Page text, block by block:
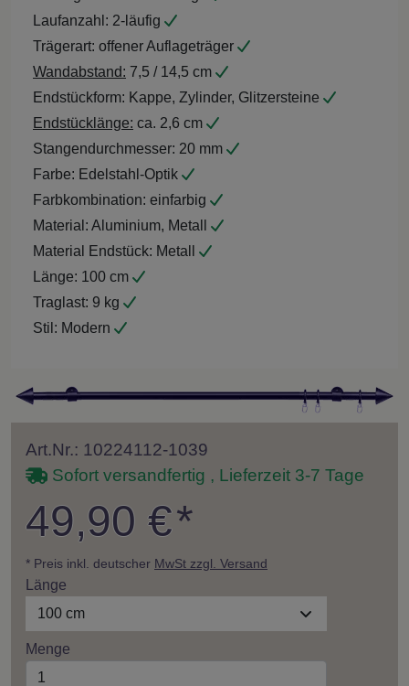
Laufanzahl: 2-läufig
Trägerart: offener Auflageträger
Wandabstand: 7,5 / 14,5 cm
Endstückform: Kappe, Zylinder, Glitzersteine
Endstücklänge: ca. 2,6 cm
Stangendurchmesser: 20 mm
Farbe: Edelstahl-Optik
Farbkombination: einfarbig
Material: Aluminium, Metall
Material Endstück: Metall
Länge: 100 cm
Traglast: 9 kg
Stil: Modern
Art.Nr.: 10224112-1039
Sofort versandfertig , Lieferzeit 3-7 Tage
49,90 €*
* Preis inkl. deutscher MwSt zzgl. Versand
Länge
100 cm
Menge